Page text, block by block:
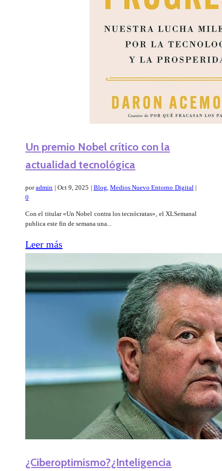
Un premio Nobel crítico con la
actualidad tecnológica
poradmin | Oct 9, 2025 | Blog, Medios Nuevo Entorno Digital|
0
Con el titular «Un Nobel contra los tecnócratas», el XLSemanal
publica este fin de semana una...
Leer más
¿Ciberoptimismo?¿Inteligencia